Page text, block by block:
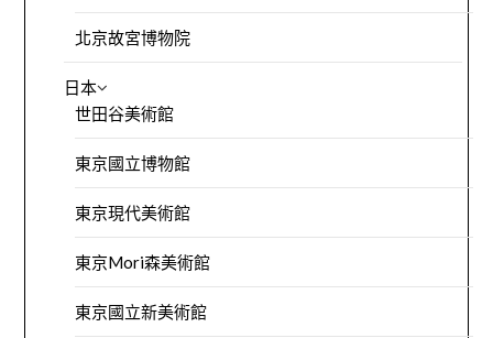
北京故宮博物院
日本
世田谷美術館
東京國立博物館
東京現代美術館
東京Mori森美術館
東京國立新美術館